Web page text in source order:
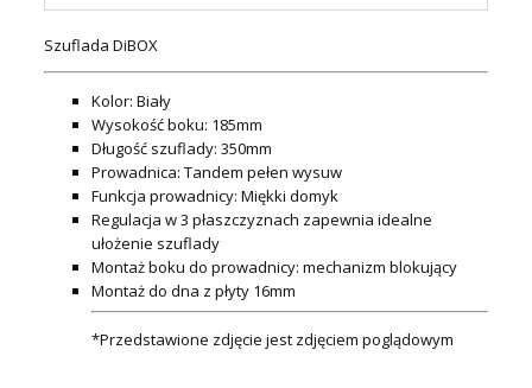
Szuflada DiBOX
Kolor: Biały
Wysokość boku: 185mm
Długość szuflady: 350mm
Prowadnica: Tandem pełen wysuw
Funkcja prowadnicy: Miękki domyk
Regulacja w 3 płaszczyznach zapewnia idealne
ułożenie szuflady
Montaż boku do prowadnicy: mechanizm blokujący
Montaż do dna z płyty 16mm
*Przedstawione zdjęcie jest zdjęciem poglądowym